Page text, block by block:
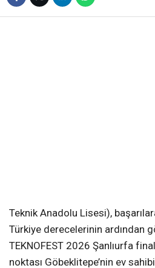
Teknik Anadolu Lisesi),
Türkiye derecelerinin ardından
TEKNOFEST 2026 Şanlıurfa
noktası Göbeklitepe’nin ev